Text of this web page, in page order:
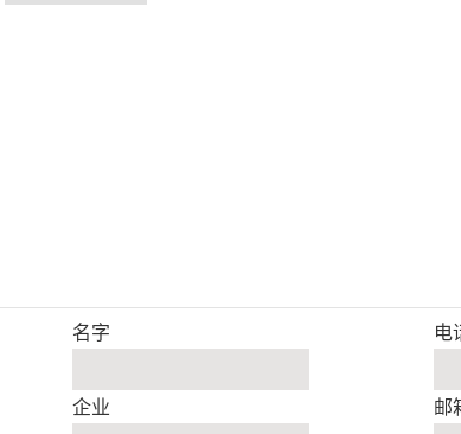
名字 电
企业 邮